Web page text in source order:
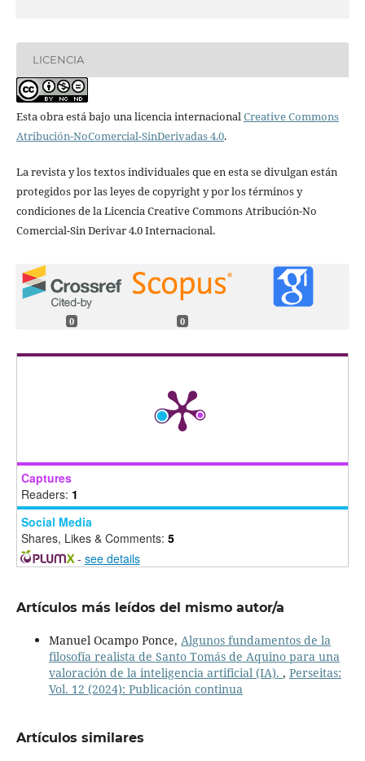
LICENCIA
Esta obra está bajo una licencia internacionalCreative Commons
Atribución-NoComercial-SinDerivadas 4.0.
La revista y los textos individuales que en esta se divulgan están
protegidos por las leyes de copyright y por los términos y
condiciones de la Licencia Creative Commons Atribución-No
Comercial-Sin Derivar 4.0 Internacional.
0 0
Captures
Readers: 1
Social Media
Shares, Likes & Comments: 5
- see details
Artículos más leídos del mismo autor/a
Manuel Ocampo Ponce, Algunos fundamentos de la
filosofía realista de Santo Tomás de Aquino para una
valoración de la inteligencia artificial (IA). , Perseitas:
Vol. 12 (2024): Publicación continua
Artículos similares